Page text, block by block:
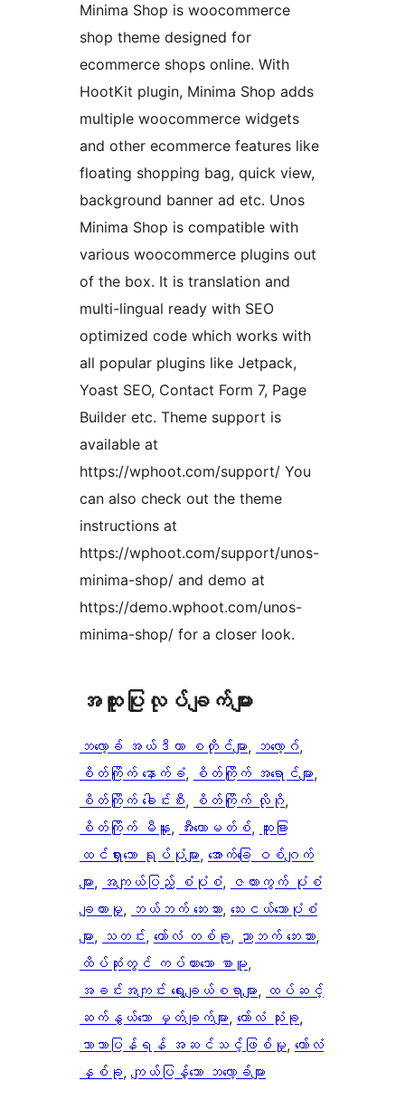
Minima Shop is woocommerce
shop theme designed for
ecommerce shops online. With
HootKit plugin, Minima Shop adds
multiple woocommerce widgets
and other ecommerce features like
floating shopping bag, quick view,
background banner ad etc. Unos
Minima Shop is compatible with
various woocommerce plugins out
of the box. It is translation and
multi-lingual ready with SEO
optimized code which works with
all popular plugins like Jetpack,
Yoast SEO, Contact Form 7, Page
Builder etc. Theme support is
available at
https://wphoot.com/support/ You
can also check out the theme
instructions at
https://wphoot.com/support/unos-
minima-shop/ and demo at
https://demo.wphoot.com/unos-
minima-shop/ for a closer look.
အ​ထူး​ပြု​လုပ်​ချက်​များ
ဘလော့ခ် အယ်ဒီတာ စတိုင်များ, ဘလော့ဂ်
စိတ်ကြိုက် နောက်ခံ, စိတ်ကြိုက် အရောင်များ
စိတ်ကြိုက် ခေါင်းစီး, စိတ်ကြိုက် လိုဂို
စိတ်ကြိုက် မီနူး, အီးကောမတ်စ်, ထူးခြား
ထင်ရှားသော ရုပ်ပုံများ, အောက်ခြေ ဝစ်ဂျက်
များ, အကျယ်ပြည့် စံပုံစံ, ဇယားကွက် ပုံစံ
ချထားမှု, ဘယ်ဘက် ဘေးဘား, ​သေး​ငယ်သော​ပုံစံ
များ​, သတင်း, ကော်လံ တစ်ခု, ညာဘက် ဘေးဘား
ထိပ်ဆုံးတွင် ကပ်ထားသော စာမူ
အခင်းအကျင်း ရွေးချယ်စရာများ, ထပ်ဆင့်
ဆက်နွယ်သော မှတ်ချက်များ, ကော်လံ သုံးခု
ဘာသာပြန်ရန် အဆင်သင့်ဖြစ်မှု, ကော်လံ
နှစ်ခု, ကျယ်ပြန့်သော ဘလော့ခ်များ